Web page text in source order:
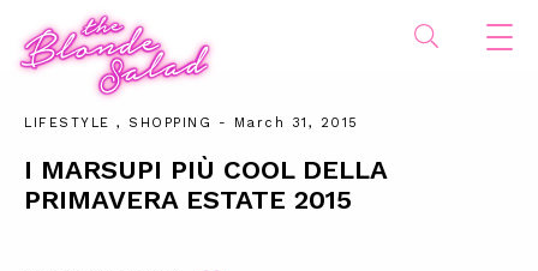
LIFESTYLE , SHOPPING - March 31, 2015
I MARSUPI PIÙ COOL DELLA
PRIMAVERA ESTATE 2015